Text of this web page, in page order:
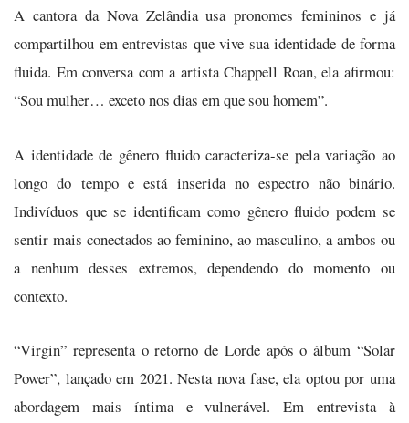
A cantora da Nova Zelândia usa pronomes femininos e já
compartilhou em entrevistas que vive sua identidade de forma
fluida. Em conversa com a artista Chappell Roan, ela afirmou:
“Sou mulher… exceto nos dias em que sou homem”.
A identidade de gênero fluido caracteriza-se pela variação ao
longo do tempo e está inserida no espectro não binário.
Indivíduos que se identificam como gênero fluido podem se
sentir mais conectados ao feminino, ao masculino, a ambos ou
a nenhum desses extremos, dependendo do momento ou
contexto.
“Virgin” representa o retorno de Lorde após o álbum “Solar
Power”, lançado em 2021. Nesta nova fase, ela optou por uma
abordagem mais íntima e vulnerável. Em entrevista à